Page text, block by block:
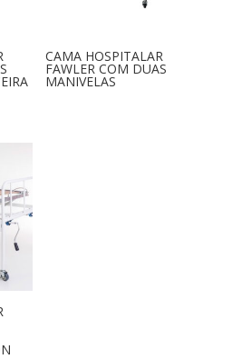
CAMA HOSPITALAR
FAWLER COM DUAS
MANIVELAS